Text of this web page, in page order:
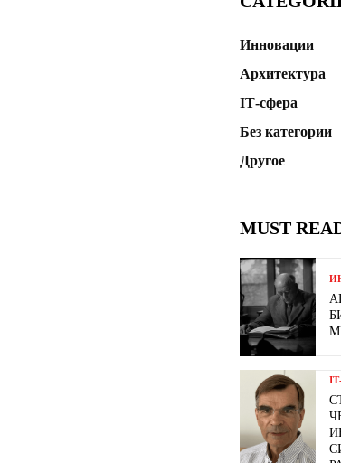
Инновации
Архитектура
ІТ-сфера
Без категории
Другое
MUST